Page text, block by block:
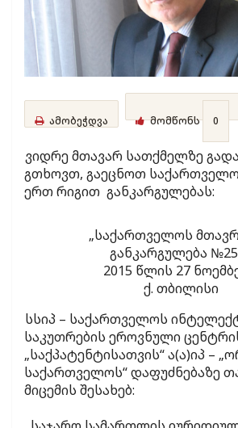
ამობეჭდვა მომწონს 0
ვიდრე მთავარ სათქმელზე
გთხოვთ, გაეცნოთ
ერთ რიგით განკარგულებას:
„საქართველოს
განკარგულება
2015 წლის 27
ქ. თბილისი
სსიპ – საქართველოს
საკუთრების ეროვნული
„საქპატენტისათვის“ ა(ა)იპ –
საქართველოს“ დაფუძნებაზე
მიცემის შესახებ: